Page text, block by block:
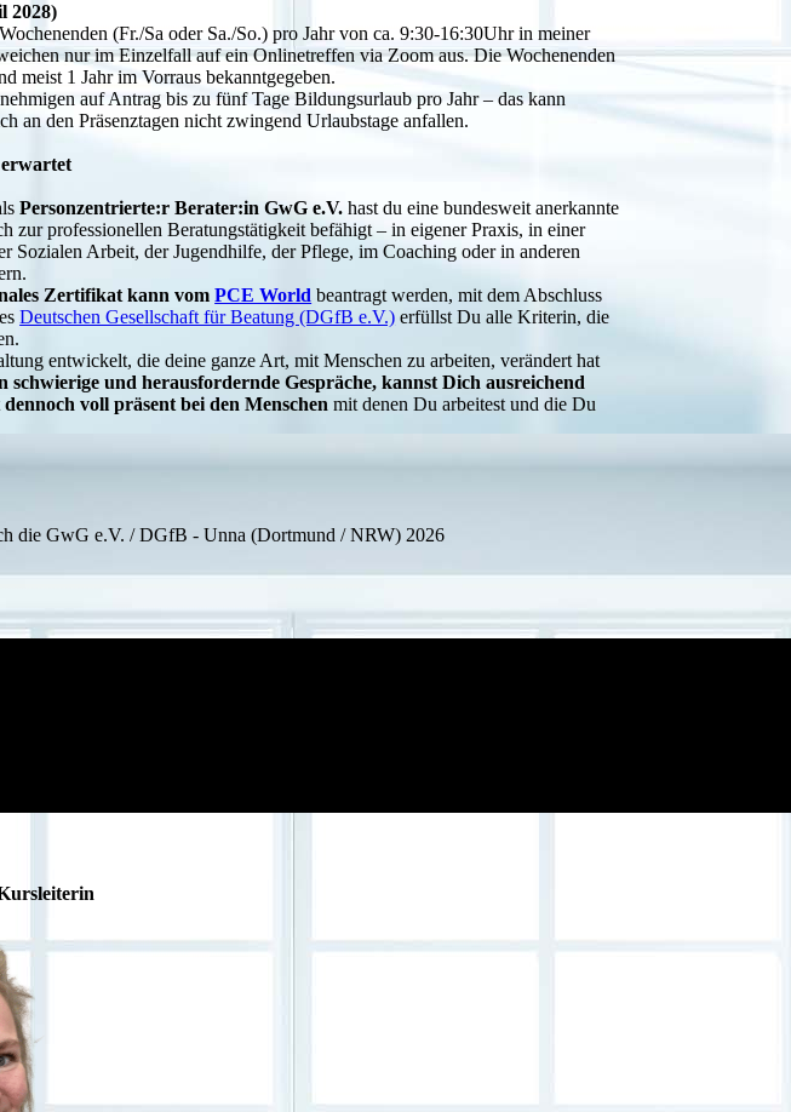
2028)
(Fr./Sa oder Sa./So.) pro Jahr von ca. 9:30-16:30Uhr in meiner
nur im Einzelfall auf ein Onlinetreffen via Zoom aus. Die Wochenenden
meist 1 Jahr im Vorraus bekanntgegeben.
auf Antrag bis zu fünf Tage Bildungsurlaub pro Jahr – das kann
an den Präsenztagen nicht zwingend Urlaubstage anfallen.
Personzentrierte:r Berater:in GwG e.V. hast du eine bundesweit anerkannte
zur professionellen Beratungstätigkeit befähigt – in eigener Praxis, in einer
Sozialen Arbeit, der Jugendhilfe, der Pflege, im Coaching oder in anderen
Zertifikat kann vomPCE World beantragt werden, mit dem Abschluss
Deutschen Gesellschaft für Beatung (DGfB e.V.) erfüllst Du alle Kriterin, die
entwickelt, die deine ganze Art, mit Menschen zu arbeiten, verändert hat
schwierige und herausfordernde Gespräche, kannst Dich ausreichend
voll präsent bei den Menschen mit denen Du arbeitest und die Du
die GwG e.V. / DGfB - Unna (Dortmund / NRW) 2026